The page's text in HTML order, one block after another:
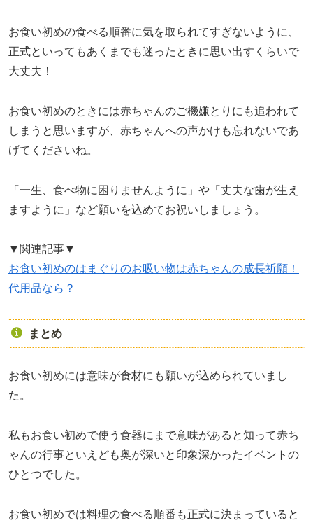
お食い初めの食べる順番に気を取られてすぎないように、
正式といってもあくまでも迷ったときに思い出すくらいで
大丈夫！
お食い初めのときには赤ちゃんのご機嫌とりにも追われて
しまうと思いますが、赤ちゃんへの声かけも忘れないであ
げてくださいね。
「一生、食べ物に困りませんように」や「丈夫な歯が生え
ますように」など願いを込めてお祝いしましょう。
▼関連記事▼
お食い初めのはまぐりのお吸い物は赤ちゃんの成長祈願！
代用品なら？
まとめ
お食い初めには意味が食材にも願いが込められていまし
た。
私もお食い初めで使う食器にまで意味があると知って赤ち
ゃんの行事といえども奥が深いと印象深かったイベントの
ひとつでした。
お食い初めでは料理の食べる順番も正式に決まっていると